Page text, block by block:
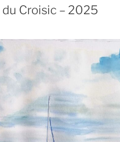
du Croisic – 2025